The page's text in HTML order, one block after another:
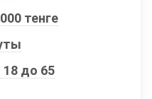
тенге
18 до 65